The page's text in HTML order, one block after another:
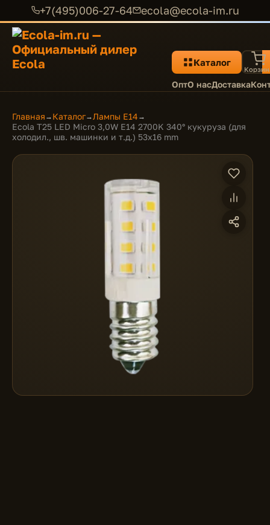
+7(495)006-27-64 ecola@ecola-im.ru
Каталог
ОптО насДоставка
Главная → Каталог→Лампы E14 →
Ecola T25 LED Micro 3,0W E14 2700K 340° кукуруза (для
холодил., шв. машинки и т.д.) 53x16 mm